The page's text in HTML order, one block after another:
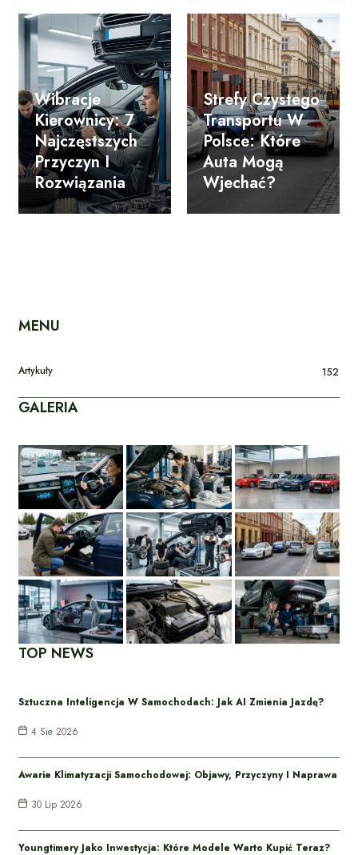
Wibracje
Kierownicy: 7
Najczęstszych
Przyczyn I
Rozwiązania
Strefy Czystego
Transportu W
Polsce: Które
Auta Mogą
Wjechać?
MENU
Artykuły 152
GALERIA
TOP NEWS
Sztuczna Inteligencja W Samochodach: Jak AI Zmienia Jazdę?
4 Sie 2026
Awarie Klimatyzacji Samochodowej: Objawy, Przyczyny I Naprawa
30 Lip 2026
Youngtimery Jako Inwestycja: Które Modele Warto Kupić Teraz?